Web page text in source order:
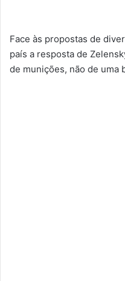
Face às propostas de
país a resposta de
de munições, não de uma